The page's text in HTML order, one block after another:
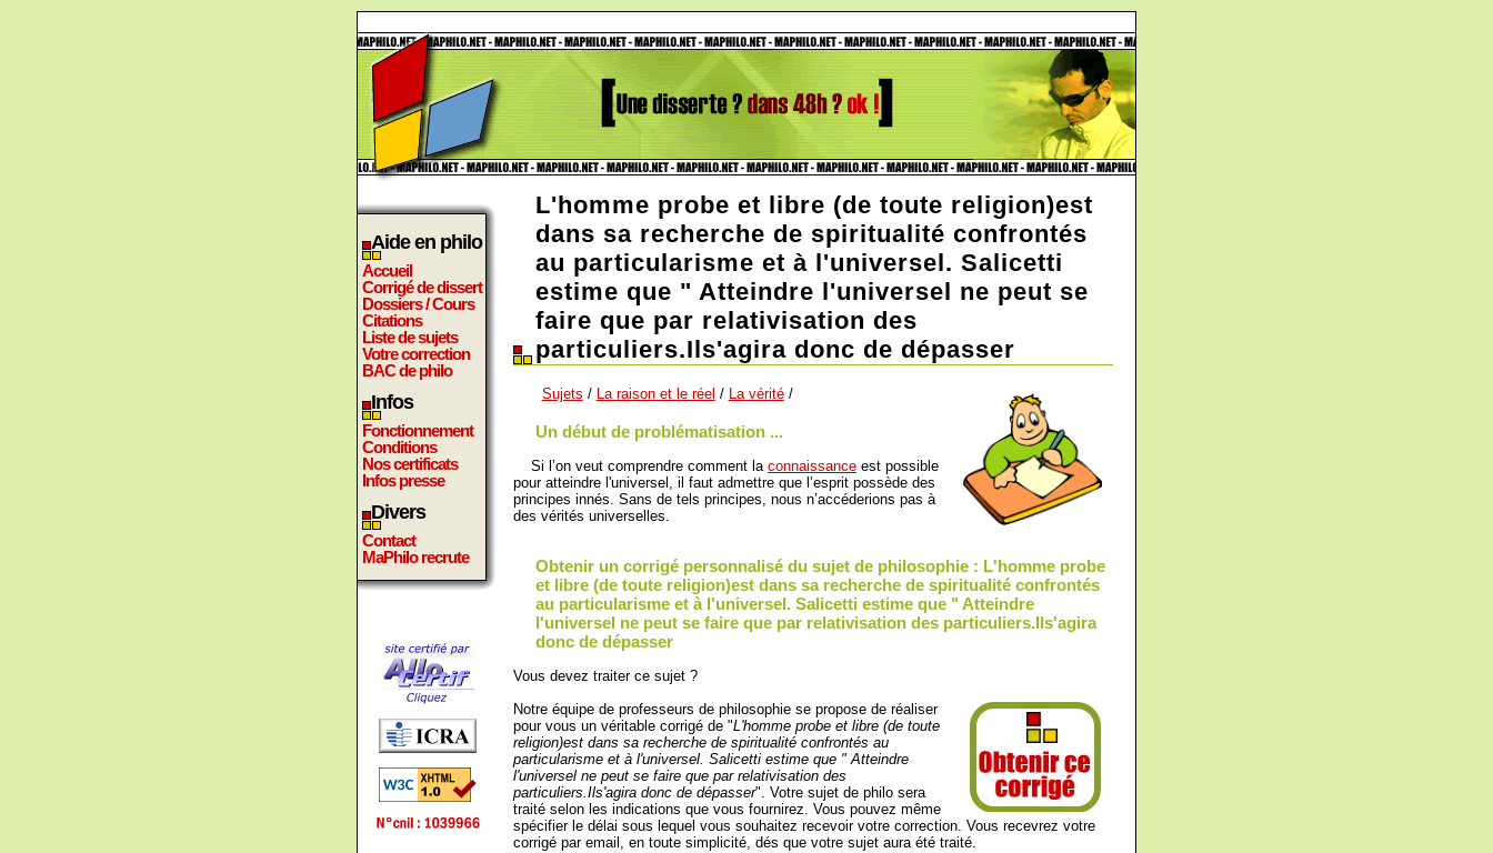
Aide en philo
Accueil
Corrigé de dissert
Dossiers / Cours
Citations
Liste de sujets
Votre correction
BAC de philo
Infos
Fonctionnement
Conditions
Nos certificats
Infos presse
Divers
Contact
MaPhilo recrute
L'homme probe et libre (de toute religion)est
dans sa recherche de spiritualité confrontés
au particularisme et à l'universel. Salicetti
estime que " Atteindre l'universel ne peut se
faire que par relativisation des
particuliers.Ils'agira donc de dépasser
Sujets / La raison et le réel / La vérité/
Un début de problématisation ...
Si l’on veut comprendre comment la connaissance est possible
pour atteindre l'universel, il faut admettre que l’esprit possède des
principes innés. Sans de tels principes, nous n’accéderions pas à
des vérités universelles.
Obtenir un corrigé personnalisé du sujet de philosophie : L'homme probe
et libre (de toute religion)est dans sa recherche de spiritualité confrontés
au particularisme et à l'universel. Salicetti estime que " Atteindre
l'universel ne peut se faire que par relativisation des particuliers.Ils'agira
donc de dépasser
Vous devez traiter ce sujet ?
Notre équipe de professeurs de philosophie se propose de réaliser
pour vous un véritable corrigé de "L'homme probe et libre (de toute
religion)est dans sa recherche de spiritualité confrontés au
particularisme et à l'universel. Salicetti estime que " Atteindre
l'universel ne peut se faire que par relativisation des
particuliers.Ils'agira donc de dépasser". Votre sujet de philo sera
traité selon les indications que vous fournirez. Vous pouvez même
spécifier le délai sous lequel vous souhaitez recevoir votre correction. Vous recevrez votre
corrigé par email, en toute simplicité, dés que votre sujet aura été traité.